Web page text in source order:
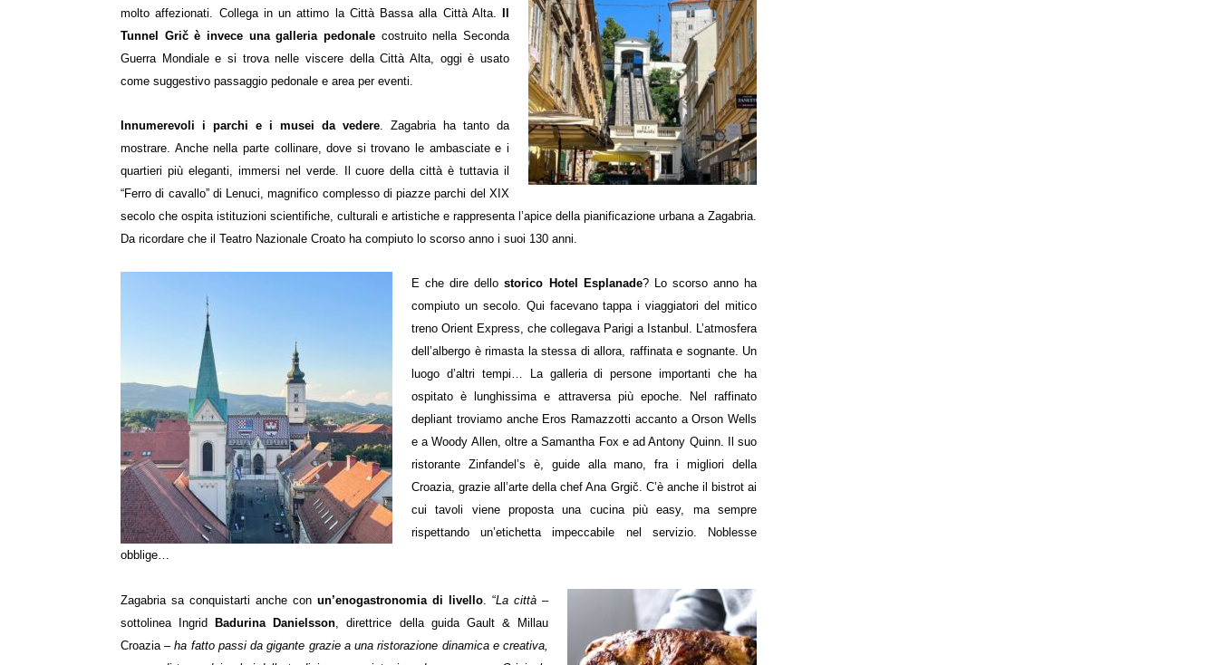
molto affezionati. Collega in un attimo la Città Bassa alla Città Alta.
Tunnel Grič è invece una galleria pedonale costruito nella Seconda
Guerra Mondiale e si trova nelle viscere della Città Alta, oggi è usato
come suggestivo passaggio pedonale e area per eventi.
Innumerevoli i parchi e i musei da vedere. Zagabria ha tanto da
mostrare. Anche nella parte collinare, dove si trovano le ambasciate e i
quartieri più eleganti, immersi nel verde. Il cuore della città è tuttavia il
“Ferro di cavallo” di Lenuci, magnifico complesso di piazze parchi del XIX
secolo che ospita istituzioni scientifiche, culturali e artistiche e rappresenta l’apice della pianificazione urbana a Zagabria.
Da ricordare che il Teatro Nazionale Croato ha compiuto lo scorso anno i suoi 130 anni.
E che dire dellostorico Hotel Esplanade? Lo scorso anno ha
compiuto un secolo. Qui facevano tappa i viaggiatori del mitico
treno Orient Express, che collegava Parigi a Istanbul. L’atmosfera
dell’albergo è rimasta la stessa di allora, raffinata e sognante. Un
luogo d’altri tempi… La galleria di persone importanti che ha
ospitato è lunghissima e attraversa più epoche. Nel raffinato
depliant troviamo anche Eros Ramazzotti accanto a Orson Wells
e a Woody Allen, oltre a Samantha Fox e ad Antony Quinn. Il suo
ristorante Zinfandel’s è, guide alla mano, fra i migliori della
Croazia, grazie all’arte della chef Ana Grgič. C’è anche il bistrot ai
cui tavoli viene proposta una cucina più easy, ma sempre
rispettando un’etichetta impeccabile nel servizio. Noblesse
obblige…
Zagabria sa conquistarti anche con un’enogastronomia di livello . “La città –
sottolinea IngridBadurina Danielsson , direttrice della guida Gault & Millau
Croazia –ha fatto passi da gigante grazie a una ristorazione dinamica e creativa,